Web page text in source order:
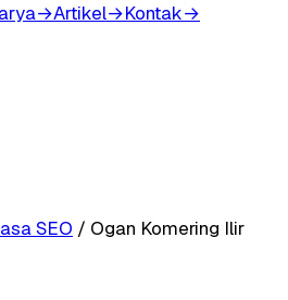
→Artikel→Kontak→
SEO / Ogan Komering Ilir